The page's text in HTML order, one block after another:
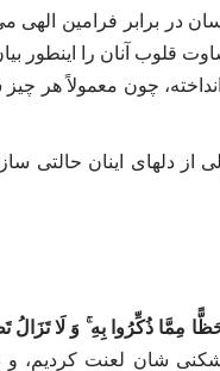
در برابر فرامین
قلوب آنان را اینطور
چون معمولاً هر
دلهای اینان حالتی
ذُكِّرُوا بِهِ ۚ وَ لَا تَزَالُ
شان لعنت کردیم،